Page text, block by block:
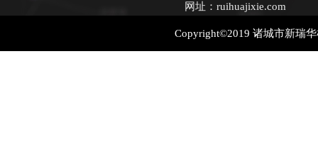
网址：ruihuajixie.com
Copyright©2019 诸城市新瑞